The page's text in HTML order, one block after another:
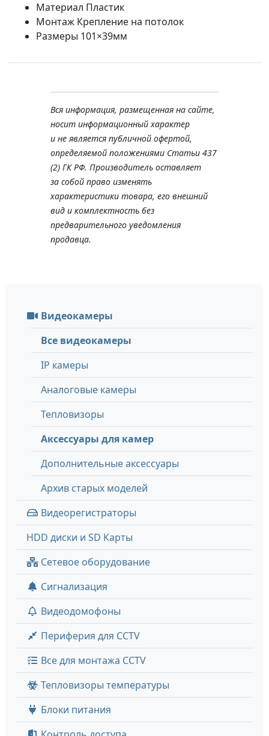
Материал Пластик
Монтаж Крепление на потолок
Размеры 101×39мм
Вся информация, размещенная на сайте,
носит информационный характер
и не является публичной офертой,
определяемой положениями Статьи 437
(2) ГК РФ. Производитель оставляет
за собой право изменять
характеристики товара, его внешний
вид и комплектность без
предварительного уведомления
продавца.
Видеокамеры
Все видеокамеры
IP камеры
Аналоговые камеры
Тепловизоры
Аксессуары для камер
Дополнительные аксессуары
Архив старых моделей
Видеорегистраторы
HDD диски и SD Карты
Сетевое оборудование
Сигнализация
Видеодомофоны
Периферия для CCTV
Все для монтажа CCTV
Тепловизоры температуры
Блоки питания